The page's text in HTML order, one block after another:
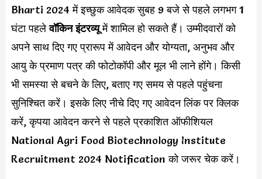
Bharti 2024 में इच्छुक आवेदक सुबह 9 बजे से पहले लगभग 1
घंटा पहलेवॉकिन इंटरव्यूमें शामिल हो सकते हैं। उम्मीदवारों को
अपने साथ दिए गए प्रारूप में आवेदन और योग्यता, अनुभव और
आयु के प्रमाण पत्र की फोटोकॉपी और मूल भी लाने होंगे। किसी
भी समस्या से बचने के लिए, बताए गए समय से पहले पहुंचना
सुनिश्चित करें। इसके लिए नीचे दिए गए आवेदन लिंक पर क्लिक
करें, कृपया आवेदन करने से पहले प्रकाशित ऑफीशियल
National Agri Food Biotechnology Institute
Recruitment 2024 Notification को जरूर चेक करें।